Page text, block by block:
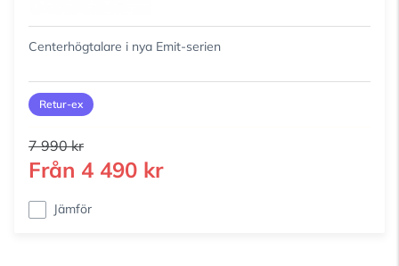
Centerhögtalare i nya Emit-serien
Retur-ex
7 990 kr
Från 4 490 kr
Jämför